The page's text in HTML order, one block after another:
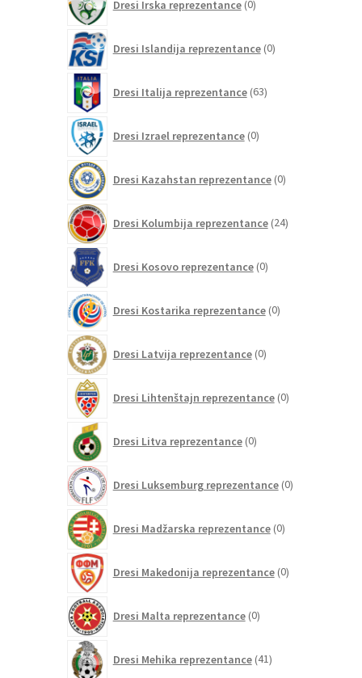
Dresi Irska reprezentance 0izdelkov
Dresi Islandija reprezentance 0izdelkov
Dresi Italija reprezentance 63izdelkov
Dresi Izrael reprezentance 0izdelkov
Dresi Kazahstan reprezentance 0izdelkov
Dresi Kolumbija reprezentance 24izdelkov
Dresi Kosovo reprezentance 0izdelkov
Dresi Kostarika reprezentance 0izdelkov
Dresi Latvija reprezentance 0izdelkov
Dresi Lihtenštajn reprezentance 0izdelkov
Dresi Litva reprezentance 0izdelkov
Dresi Luksemburg reprezentance 0izdelkov
Dresi Madžarska reprezentance 0izdelkov
Dresi Makedonija reprezentance 0izdelkov
Dresi Malta reprezentance 0izdelkov
Dresi Mehika reprezentance 41izdelkov